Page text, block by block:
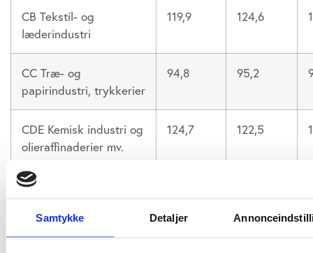
Samtykke Detaljer
CB Tekstil- og
læderindustri
119,9 124,6
CC Træ- og
papirindustri, trykkerier
94,8 95,2
CDE Kemisk industri og
olieraffinaderier mv.
124,7 122,5
CF Medicinalindustri
CG Plast-, glas- og
betonindustri
108,9 110,7